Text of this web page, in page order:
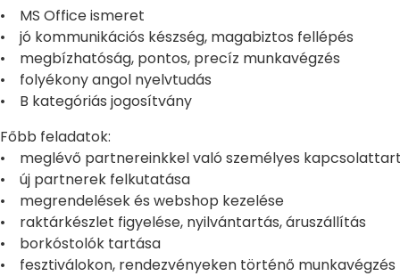
• MS Office ismeret
• jó kommunikációs készség, magabiztos fellépés
• megbízhatóság, pontos, precíz munkavégzés
• folyékony angol nyelvtudás
• B kategóriás jogosítvány
Főbb feladatok:
• meglévő partnereinkkel való személyes
• új partnerek felkutatása
• megrendelések és webshop kezelése
• raktárkészlet figyelése, nyilvántartás, áruszállítás
• borkóstolók tartása
• fesztiválokon, rendezvényeken történő munkavégzés